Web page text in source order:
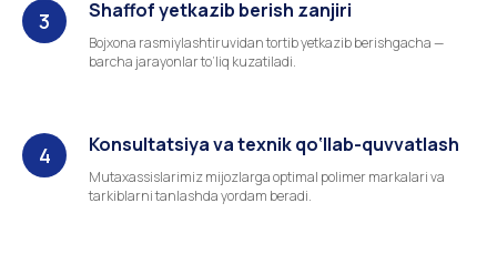
Shaffof yetkazib berish zanjiri
Bojxona rasmiylashtiruvidan tortib yetkazib berishgacha —
barcha jarayonlar to‘liq kuzatiladi.
Konsultatsiya va texnik qo‘llab-quvvatlash
Mutaxassislarimiz mijozlarga optimal polimer markalari va
tarkiblarni tanlashda yordam beradi.